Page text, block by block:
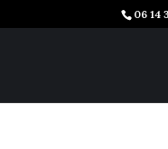
06 14